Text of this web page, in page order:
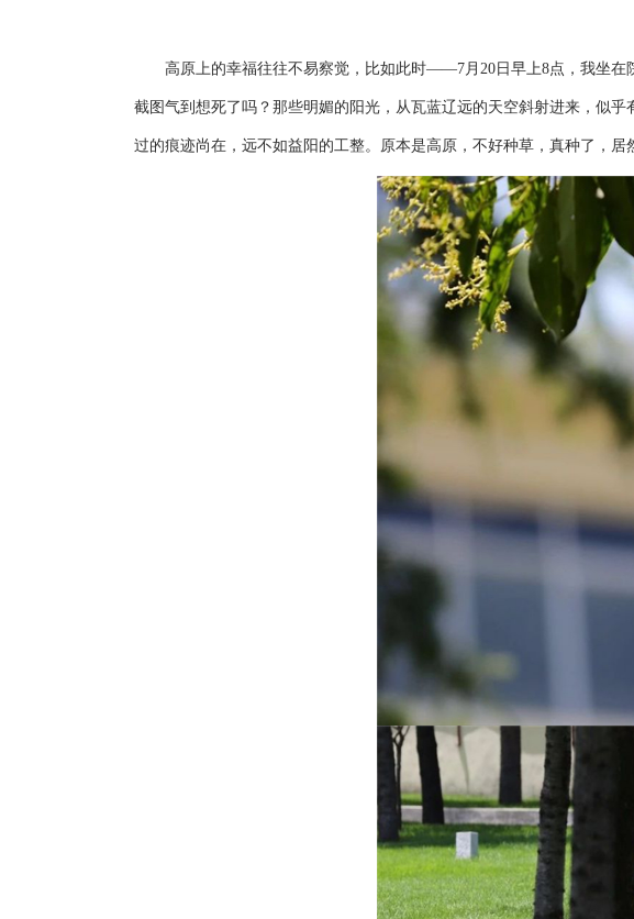
高原上的幸福往往不易察觉，比如此时——7月20日早上8点，我坐在
截图气到想死了吗？那些明媚的阳光，从瓦蓝辽远的天空斜射进来，似
过的痕迹尚在，远不如益阳的工整。原本是高原，不好种草，真种了，